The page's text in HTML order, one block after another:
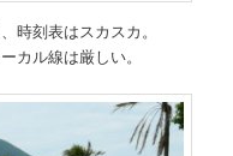
時刻表はスカスカ。
カル線は厳しい。